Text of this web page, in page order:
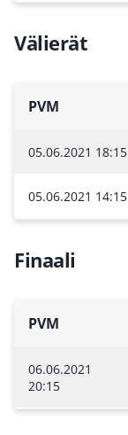
Välierät
PVM
05.06.2021 18:15
05.06.2021 14:15
Finaali
PVM
06.06.2021
20:15